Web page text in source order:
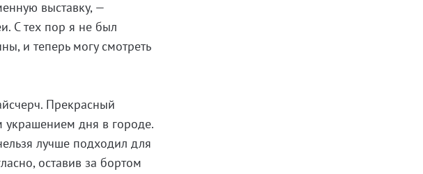
выставку, —
С тех пор я не был
и теперь могу смотреть
Прекрасный
украшением дня в городе.
лучше подходил для
оставив за бортом